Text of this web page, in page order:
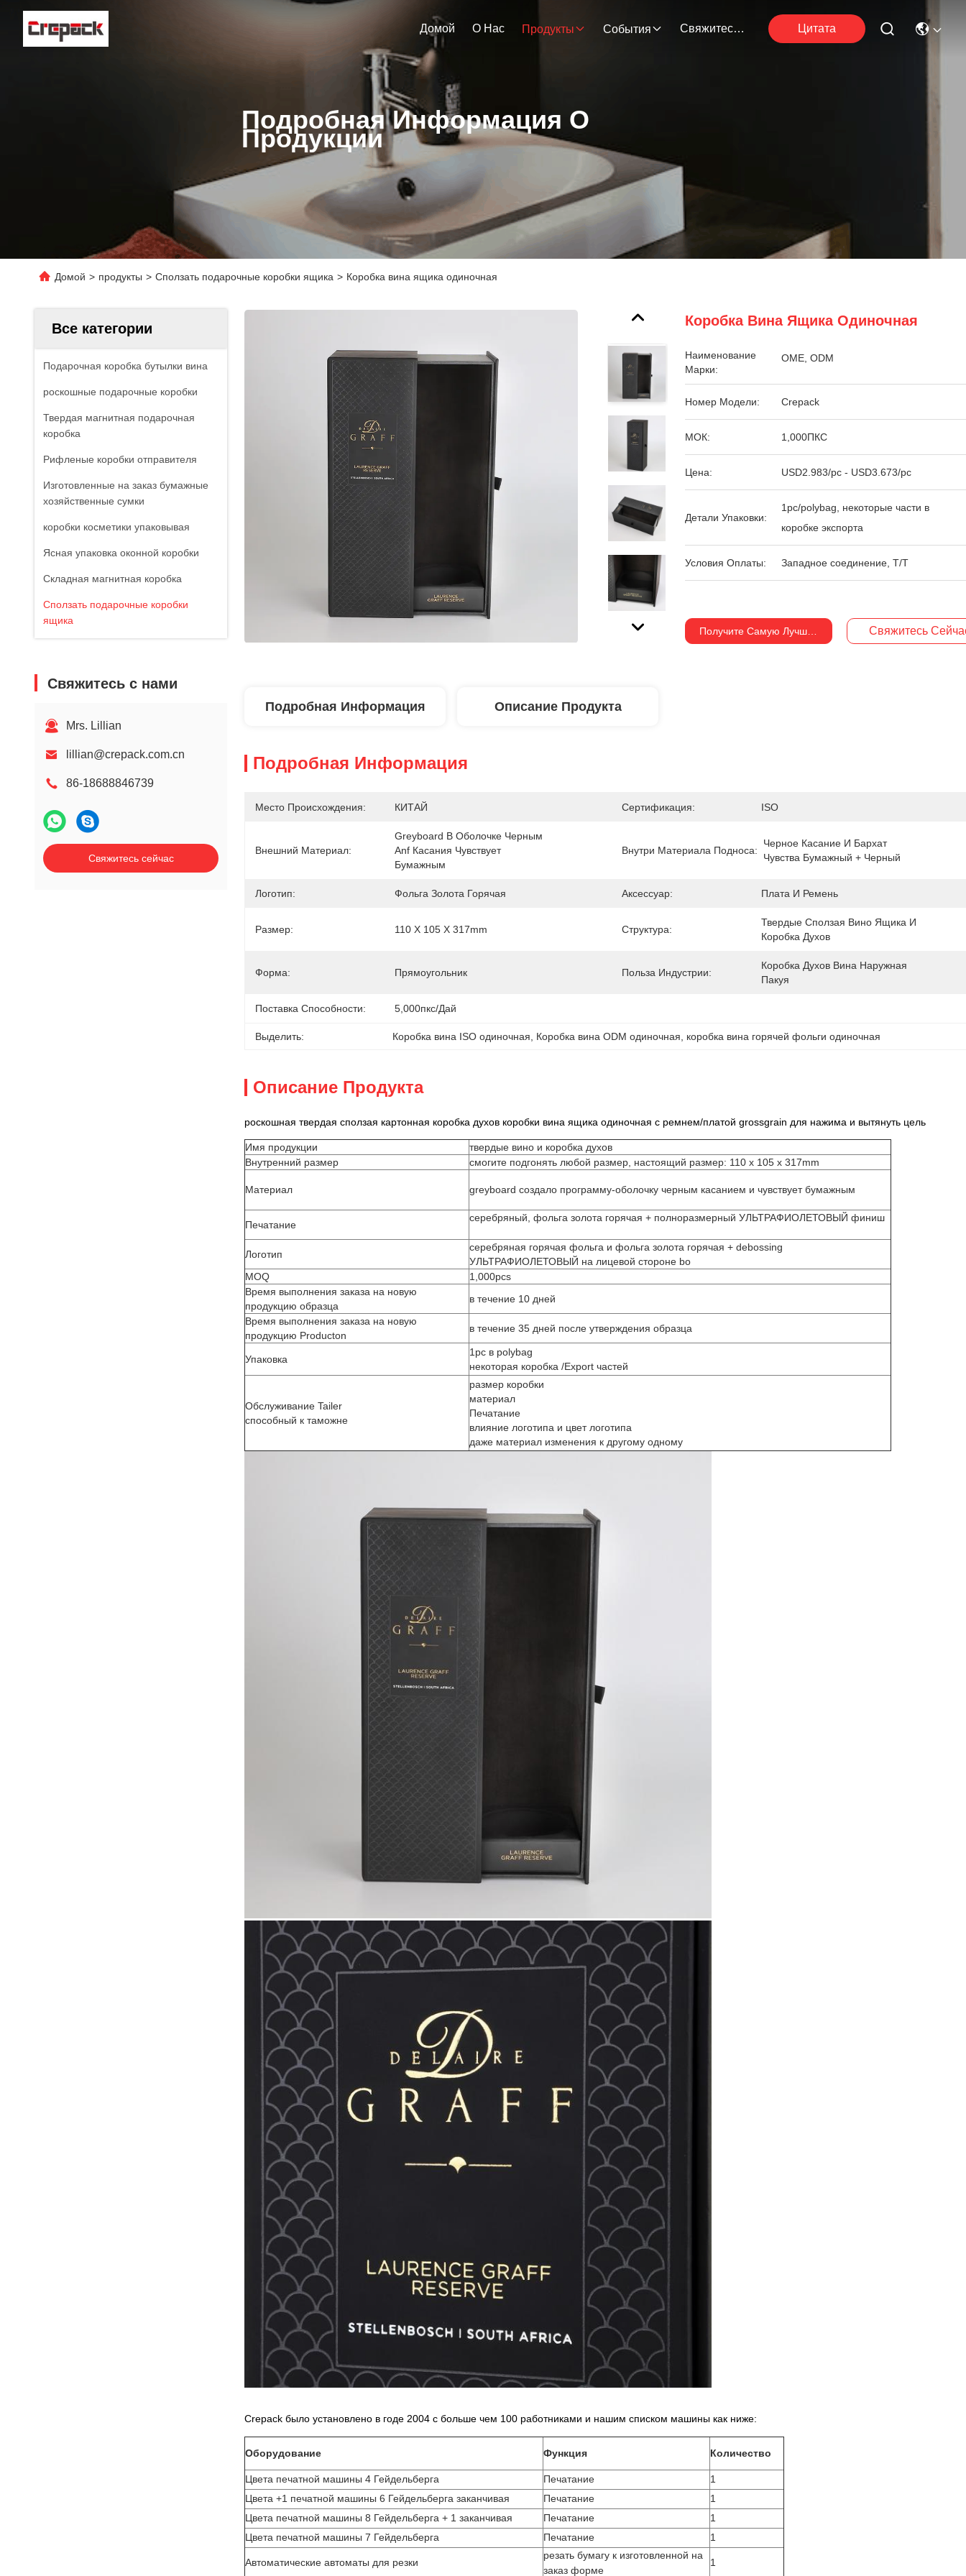
Домой О Нас Продукты События Свяжитесь С Нами Цитата
Подробная Информация О
Продукции
Домой > продукты > Сползать подарочные коробки ящика > Коробка вина ящика одиночная
Все категории
Подарочная коробка бутылки вина
роскошные подарочные коробки
Твердая магнитная подарочная
коробка
Рифленые коробки отправителя
Изготовленные на заказ бумажные
хозяйственные сумки
коробки косметики упаковывая
Ясная упаковка оконной коробки
Складная магнитная коробка
Сползать подарочные коробки
ящика
Свяжитесь с нами
Mrs. Lillian
lillian@crepack.com.cn
86-18688846739
Свяжитесь сейчас
Коробка Вина Ящика Одиночная
Наименование
Марки:
OME, ODM
Номер Модели: Crepack
МОК: 1,000ПКС
Цена: USD2.983/pc - USD3.673/pc
Детали Упаковки:
1pc/polybag, некоторые части в
коробке экспорта
Условия Оплаты: Западное соединение, T/T
Получите Самую Лучшую Цену Свяжитесь
Подробная Информация Описание Продукта
Подробная Информация
Место Происхождения: КИТАЙ Сертификация: ISO
Внешний Материал:
Greyboard В Оболочке Черным
Anf Касания Чувствует
Бумажным
Внутри Материала Подноса:
Черное Касание И Бархат
Чувства Бумажный + Черный
Логотип: Фольга Золота Горячая Аксессуар: Плата И Ремень
Размер: 110 X 105 X 317mm Структура:
Твердые Сползая Вино Ящика И
Коробка Духов
Форма: Прямоугольник Польза Индустрии:
Коробка Духов Вина Наружная
Пакуя
Поставка Способности: 5,000пкс/дай
Выделить: Коробка вина ISO одиночная Коробка вина ODM одиночная коробка вина горячей фольги одиночная
Описание Продукта
роскошная твердая сползая картонная коробка духов коробки вина ящика одиночная с ремнем/платой grossgrain для нажима и вытянуть цель
Имя продукции
твердые вино и коробка духов
Внутренний размер
смогите подгонять любой размер, настоящий размер: 110 x 105 x 317mm
Материал greyboard создало программу-оболочку черным касанием и чувствует бумажным
Печатание
серебряный, фольга золота горячая + полноразмерный УЛЬТРАФИОЛЕТОВЫЙ финиш
Логотип
серебряная горячая фольга и фольга золота горячая + debossing
УЛЬТРАФИОЛЕТОВЫЙ на лицевой стороне bo
MOQ
1,000pcs
Время выполнения заказа на новую
продукцию образца
в течение 10 дней
Время выполнения заказа на новую
продукцию Producton
в течение 35 дней после утверждения образца
Упаковка
1pc в polybag
некоторая коробка /Export частей
Обслуживание Tailer
способный к таможне
размер коробки
материал
Печатание
влияние логотипа и цвет логотипа
даже материал изменения к другому одному
Crepack было установлено в годе 2004 с больше чем 100 работниками и нашим списком машины как ниже:
Оборудование Функция Количество
Цвета печатной машины 4 Гейдельберга Печатание
1
Цвета +1 печатной машины 6 Гейдельберга заканчивая
Печатание
1
Цвета печатной машины 8 Гейдельберга + 1 заканчивая
Печатание
1
Цвета печатной машины 7 Гейдельберга
Печатание 1
Автоматические автоматы для резки
резать бумагу к изготовленной на
заказ форме
1